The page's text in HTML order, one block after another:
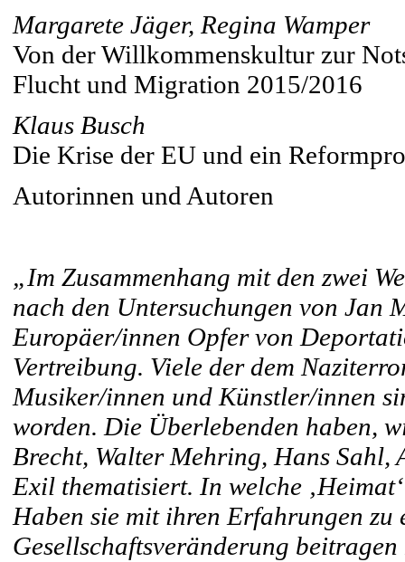
Margarete Jäger, Regina Wamper
Von der Willkommenskultur zur
Flucht und Migration 2015/2016
Klaus Busch
Die Krise der EU und ein
Autorinnen und Autoren
„Im Zusammenhang mit den zwei
nach den Untersuchungen von Jan
Europäer/innen Opfer von
Vertreibung. Viele der dem
Musiker/innen und Künstler/innen
worden. Die Überlebenden haben,
Brecht, Walter Mehring, Hans Sahl,
Exil thematisiert. In welche
Haben sie mit ihren Erfahrungen zu
Gesellschaftsveränderung